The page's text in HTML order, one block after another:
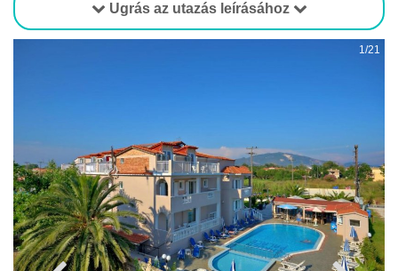
Ugrás az utazás leírásához
1/21